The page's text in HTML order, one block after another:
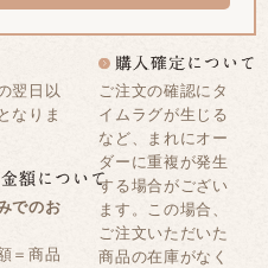
翌日以
なりま
でのお
＝商品
ご注文の確認にタ
イムラグが生じる
など、まれにオー
ダーに重複が発生
する場合がござい
ます。この場合、
ご注文いただいた
商品の在庫がなく